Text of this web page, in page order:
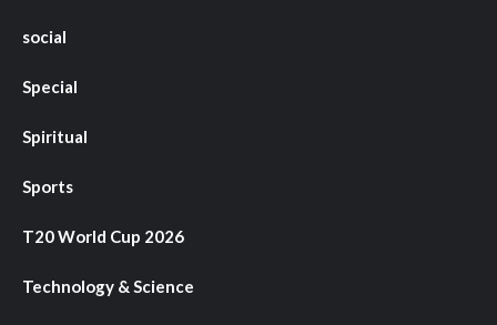
social
Special
Spiritual
Sports
T20 World Cup 2026
Technology & Science